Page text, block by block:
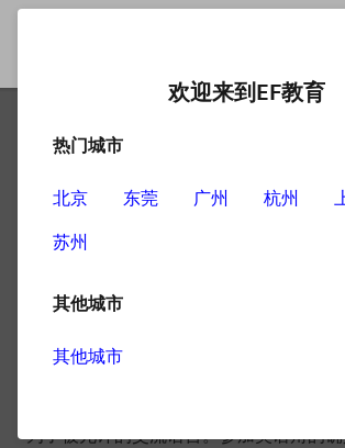
南京英语角
使用英语来交流的场所，以此来提高英语
为了被允许的交流语言。参加英语角的
欢迎来到EF教育
热门城市
北京 东莞 广州 杭州
苏州
其他城市
其他城市